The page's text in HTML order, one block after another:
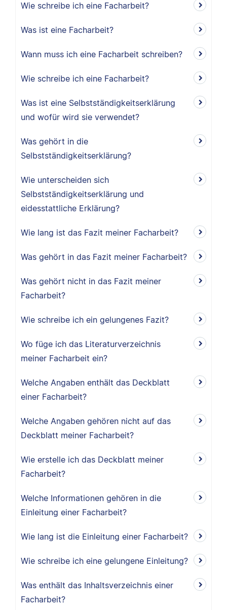
Wie schreibe ich eine Facharbeit?
Was ist eine Facharbeit?
Wann muss ich eine Facharbeit schreiben?
Wie schreibe ich eine Facharbeit?
Was ist eine Selbstständigkeitserklärung
und wofür wird sie verwendet?
Was gehört in die
Selbstständigkeitserklärung?
Wie unterscheiden sich
Selbstständigkeitserklärung und
eidesstattliche Erklärung?
Wie lang ist das Fazit meiner Facharbeit?
Was gehört in das Fazit meiner Facharbeit?
Was gehört nicht in das Fazit meiner
Facharbeit?
Wie schreibe ich ein gelungenes Fazit?
Wo füge ich das Literaturverzeichnis
meiner Facharbeit ein?
Welche Angaben enthält das Deckblatt
einer Facharbeit?
Welche Angaben gehören nicht auf das
Deckblatt meiner Facharbeit?
Wie erstelle ich das Deckblatt meiner
Facharbeit?
Welche Informationen gehören in die
Einleitung einer Facharbeit?
Wie lang ist die Einleitung einer Facharbeit?
Wie schreibe ich eine gelungene Einleitung?
Was enthält das Inhaltsverzeichnis einer
Facharbeit?